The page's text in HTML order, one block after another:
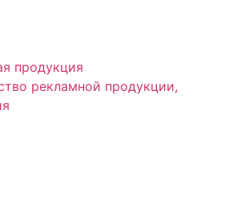
продукция
рекламной продукции,